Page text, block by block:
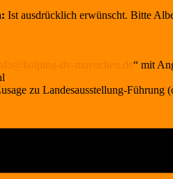
Ist ausdrücklich erwünscht. Bitte
info@kolping-dv-muenchen.de“ mit
zu Landesausstellung-Führung